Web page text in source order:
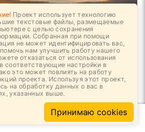
трассам становится
Проект использует технологию
текстовые файлы, размещаемые
с целью сохранения
Собранная при помощи
не может идентифицировать вас,
нам улучшить работу нашего
отказаться от использования
соответствующие настройки в
это может повлиять на работу
проекта. Используя этот проект,
на обработку данных о вас в
указанных выше.
Принимаю cookies